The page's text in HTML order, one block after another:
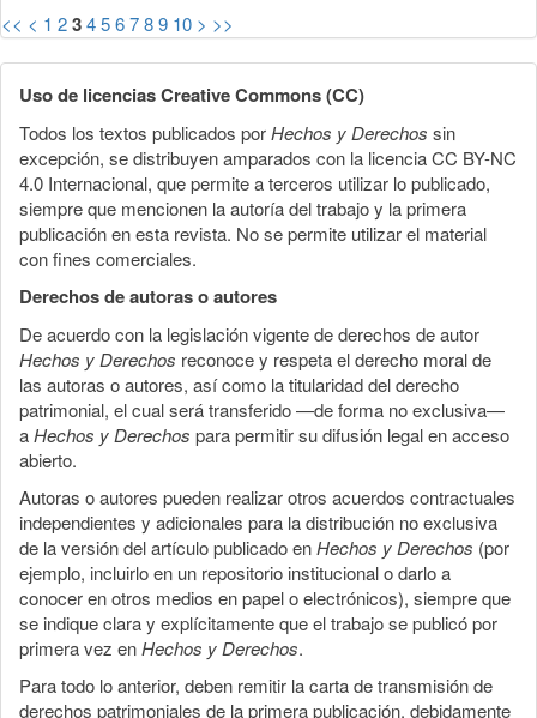
<< < 1 23456789 10 > >>
Uso de licencias Creative Commons (CC)
Todos los textos publicados porHechos y Derechos sin
excepción, se distribuyen amparados con la licencia CC BY-NC
4.0 Internacional, que permite a terceros utilizar lo publicado,
siempre que mencionen la autoría del trabajo y la primera
publicación en esta revista. No se permite utilizar el material
con fines comerciales.
Derechos de autoras o autores
De acuerdo con la legislación vigente de derechos de autor
Hechos y Derechos reconoce y respeta el derecho moral de
las autoras o autores, así como la titularidad del derecho
patrimonial, el cual será transferido —de forma no exclusiva—
aHechos y Derechos para permitir su difusión legal en acceso
abierto.
Autoras o autores pueden realizar otros acuerdos contractuales
independientes y adicionales para la distribución no exclusiva
de la versión del artículo publicado enHechos y Derechos (por
ejemplo, incluirlo en un repositorio institucional o darlo a
conocer en otros medios en papel o electrónicos), siempre que
se indique clara y explícitamente que el trabajo se publicó por
primera vez enHechos y Derechos.
Para todo lo anterior, deben remitir la carta de transmisión de
derechos patrimoniales de la primera publicación, debidamente